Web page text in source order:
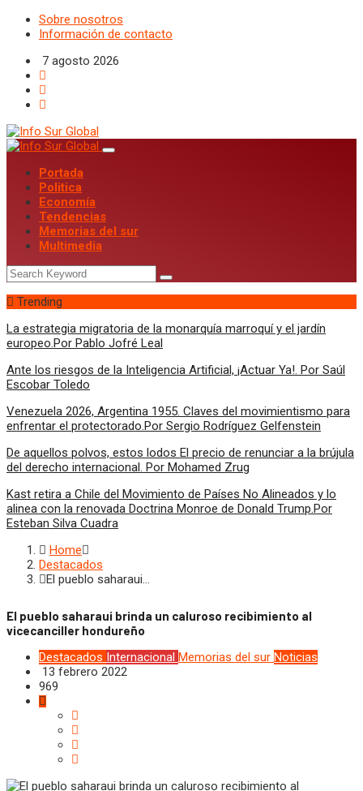
Sobre nosotros
Información de contacto
7 agosto 2026
Portada
Politica
Economía
Tendencias
Memorias del sur
Multimedia
Trending
La estrategia migratoria de la monarquía marroquí y el jardín
europeo.Por Pablo Jofré Leal
Ante los riesgos de la Inteligencia Artificial, ¡Actuar Ya!. Por Saúl
Escobar Toledo
Venezuela 2026, Argentina 1955. Claves del movimientismo para
enfrentar el protectorado.Por Sergio Rodríguez Gelfenstein
De aquellos polvos, estos lodos El precio de renunciar a la brújula
del derecho internacional. Por Mohamed Zrug
Kast retira a Chile del Movimiento de Países No Alineados y lo
alinea con la renovada Doctrina Monroe de Donald Trump.Por
Esteban Silva Cuadra
Home
Destacados
El pueblo saharaui…
El pueblo saharaui brinda un caluroso recibimiento al
vicecanciller hondureño
Destacados Internacional Memorias del sur Noticias
13 febrero 2022
969